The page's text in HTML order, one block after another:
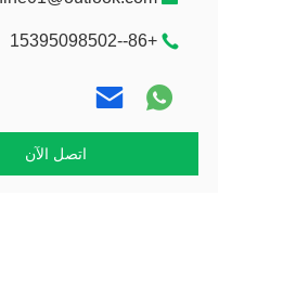
+86--15395098502
اتصل الآن